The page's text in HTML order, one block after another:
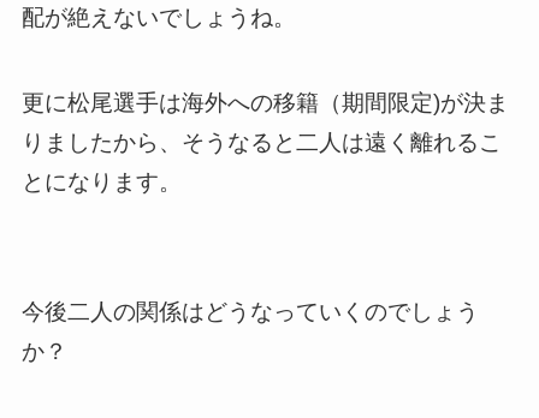
配が絶えないでしょうね。
更に松尾選手は海外への移籍（期間限定)が決ま
りましたから、そうなると二人は遠く離れるこ
とになります。
今後二人の関係はどうなっていくのでしょう
か？